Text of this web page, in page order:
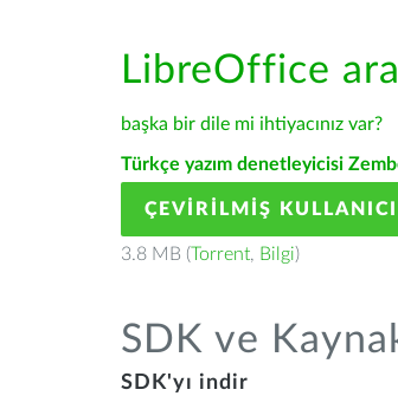
LibreOffice
başka bir dile mi ihtiyacınız var?
Türkçe yazım denetleyicisi
ÇEVIRILMIŞ
3.8 MB (Torrent, Bilgi)
SDK ve
SDK'yı indir